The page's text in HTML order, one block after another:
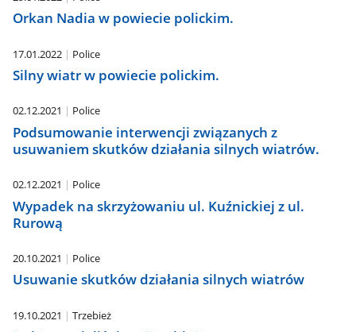
Orkan Nadia w powiecie polickim.
17.01.2022 Police
Silny wiatr w powiecie polickim.
02.12.2021 Police
Podsumowanie interwencji związanych z
usuwaniem skutków działania silnych wiatrów.
02.12.2021 Police
Wypadek na skrzyżowaniu ul. Kuźnickiej z ul.
Rurową
20.10.2021 Police
Usuwanie skutków działania silnych wiatrów
19.10.2021 Trzebież